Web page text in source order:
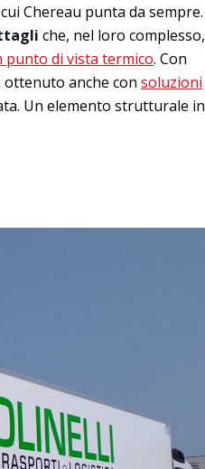
Chereau punta da sempre.
che, nel loro complesso,
di vista termico. Con
ottenuto anche con soluzioni
Un elemento strutturale in